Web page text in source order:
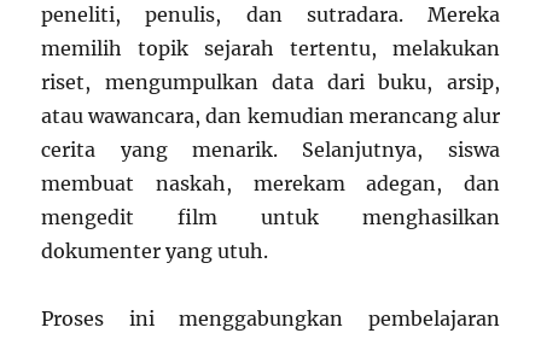
peneliti, penulis, dan sutradara. Mereka
memilih topik sejarah tertentu, melakukan
riset, mengumpulkan data dari buku, arsip,
atau wawancara, dan kemudian merancang alur
cerita yang menarik. Selanjutnya, siswa
membuat naskah, merekam adegan, dan
mengedit film untuk menghasilkan
dokumenter yang utuh.
Proses ini menggabungkan pembelajaran